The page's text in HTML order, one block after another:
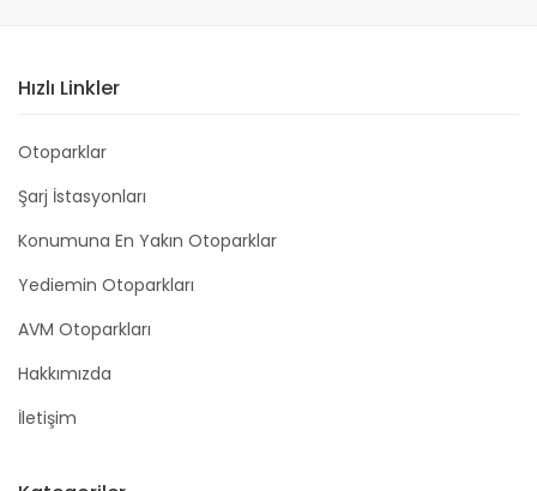
Hızlı Linkler
Otoparklar
Şarj İstasyonları
Konumuna En Yakın Otoparklar
Yediemin Otoparkları
AVM Otoparkları
Hakkımızda
İletişim